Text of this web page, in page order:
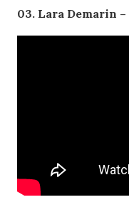
03. Lara Demarin –